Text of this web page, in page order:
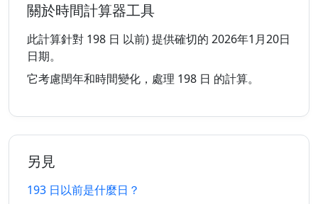
187 日
以前
以後
以前
30/1/2026
以後
10/2/2027
189 日
以前
189 日
以後
190 日
以前
關於時間計算器工具
此計算針對 198 日 以前) 提供確切的 2026年1月20日
日期。
它考慮閏年和時間變化，處理 198 日 的計算。
另見
193 日以前是什麼日？